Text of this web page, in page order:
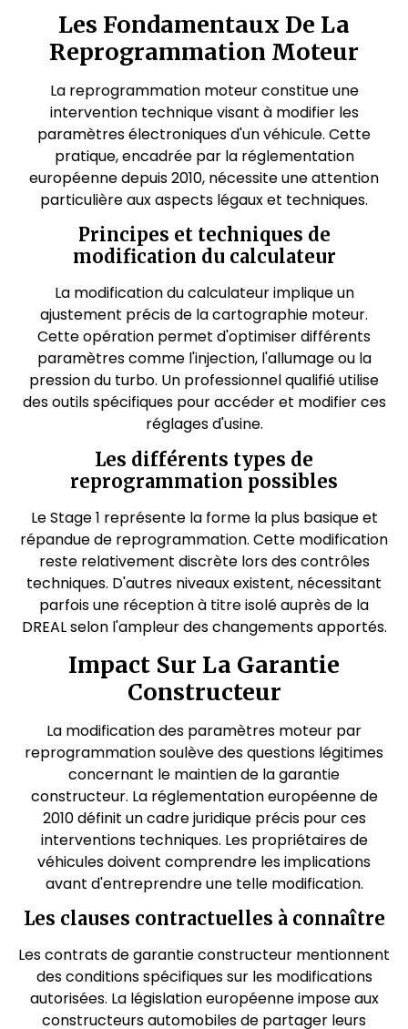
Les Fondamentaux De La
Reprogrammation Moteur
La reprogrammation moteur constitue une
intervention technique visant à modifier les
paramètres électroniques d'un véhicule. Cette
pratique, encadrée par la réglementation
européenne depuis 2010, nécessite une attention
particulière aux aspects légaux et techniques.
Principes et techniques de
modification du calculateur
La modification du calculateur implique un
ajustement précis de la cartographie moteur.
Cette opération permet d'optimiser différents
paramètres comme l'injection, l'allumage ou la
pression du turbo. Un professionnel qualifié utilise
des outils spécifiques pour accéder et modifier ces
réglages d'usine.
Les différents types de
reprogrammation possibles
Le Stage 1 représente la forme la plus basique et
répandue de reprogrammation. Cette modification
reste relativement discrète lors des contrôles
techniques. D'autres niveaux existent, nécessitant
parfois une réception à titre isolé auprès de la
DREAL selon l'ampleur des changements apportés.
Impact Sur La Garantie
Constructeur
La modification des paramètres moteur par
reprogrammation soulève des questions légitimes
concernant le maintien de la garantie
constructeur. La réglementation européenne de
2010 définit un cadre juridique précis pour ces
interventions techniques. Les propriétaires de
véhicules doivent comprendre les implications
avant d'entreprendre une telle modification.
Les clauses contractuelles à connaître
Les contrats de garantie constructeur mentionnent
des conditions spécifiques sur les modifications
autorisées. La législation européenne impose aux
constructeurs automobiles de partager leurs